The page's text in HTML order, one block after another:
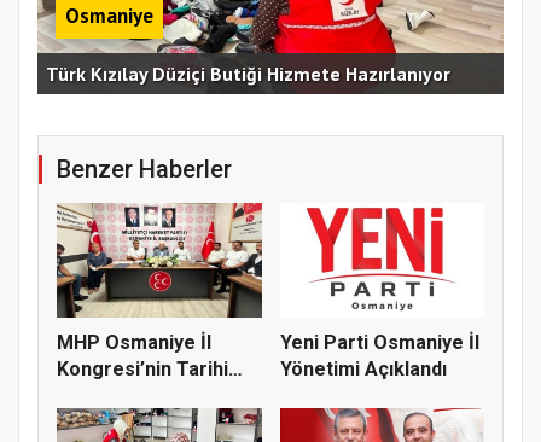
Osmaniye
Türk Kızılay Düziçi Butiği Hizmete Hazırlanıyor
Benzer Haberler
MHP Osmaniye İl
Kongresi’nin Tarihi
Yeni Parti Osmaniye İl
Yönetimi Açıklandı